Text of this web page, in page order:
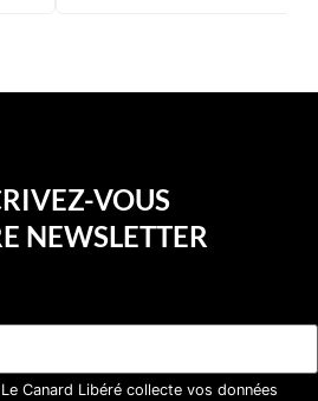
VOUS
NEWSLETTER
Canard Libéré collecte vos données